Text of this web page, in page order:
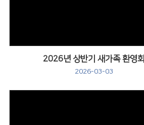
2026년 상반기 새가족 환영회
2026-03-03